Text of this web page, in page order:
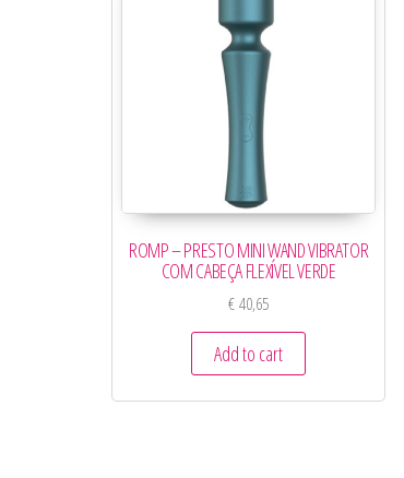
ROMP – PRESTO MINI WAND VIBRATOR
COM CABEÇA FLEXÍVEL VERDE
€40,65
Add to cart